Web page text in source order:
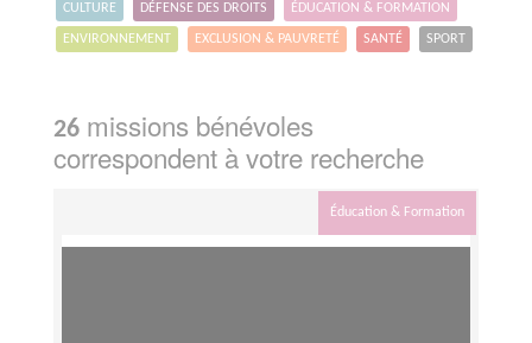
CULTURE DÉFENSE DES DROITS ÉDUCATION & FORMATION
ENVIRONNEMENT EXCLUSION & PAUVRETÉ SANTÉ SPORT
26 missions bénévoles
correspondent à votre recherche
Éducation & Formation